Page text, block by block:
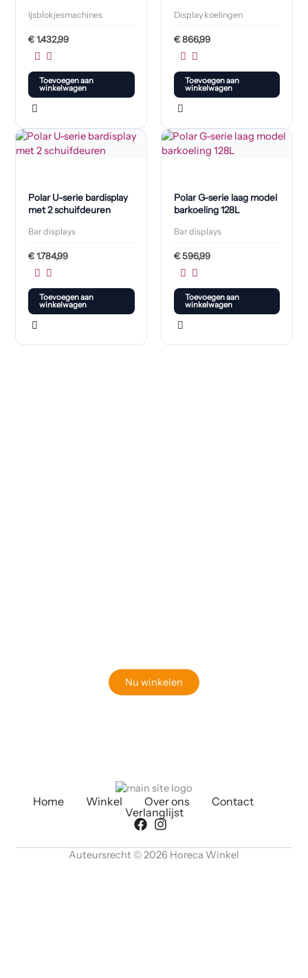
Ijsblokjesmachines
€1.432,99
Toevoegen aan
winkelwagen
koelkast zwart 160L
Display koelingen
€866,99
Toevoegen aan
winkelwagen
Polar U-serie bardisplay
met 2 schuifdeuren
Bar displays
€1.784,99
Toevoegen aan
winkelwagen
Polar G-serie laag model
barkoeling 128L
Bar displays
€596,99
Toevoegen aan
winkelwagen
Nu winkelen
Home Winkel Over ons
Contact
Verlanglijst
Auteursrecht © 2026 Horeca Winkel